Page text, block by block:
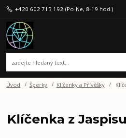
+420 602 715 192 (Po-Ne, 8-19 hod.)
Úvod Šperky Klíčenky a Přívěšky
Klíčenka z Jaspisu